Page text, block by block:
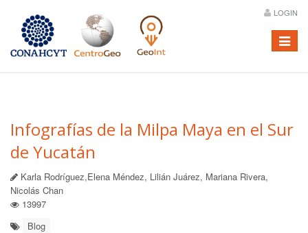
LOGIN
Menú
Infografías de la Milpa Maya en el Sur
de Yucatán
Karla Rodríguez,Elena Méndez, Lilián Juárez, Mariana Rivera,
Nicolás Chan
13997
Blog